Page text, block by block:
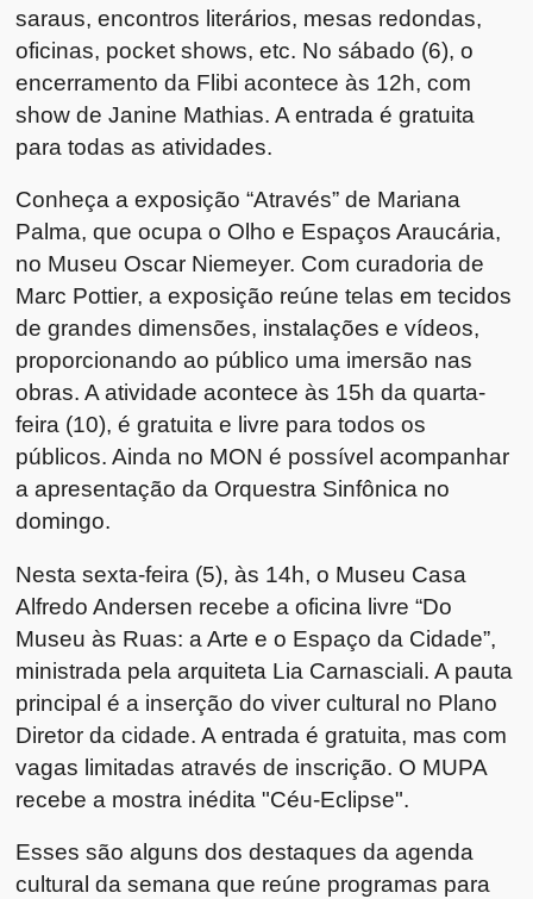
saraus, encontros literários, mesas redondas,
oficinas, pocket shows, etc. No sábado (6), o
encerramento da Flibi acontece às 12h, com
show de Janine Mathias. A entrada é gratuita
para todas as atividades.
Conheça a exposição “Através” de Mariana
Palma, que ocupa o Olho e Espaços Araucária,
no Museu Oscar Niemeyer. Com curadoria de
Marc Pottier, a exposição reúne telas em tecidos
de grandes dimensões, instalações e vídeos,
proporcionando ao público uma imersão nas
obras. A atividade acontece às 15h da quarta-
feira (10), é gratuita e livre para todos os
públicos. Ainda no MON é possível acompanhar
a apresentação da Orquestra Sinfônica no
domingo.
Nesta sexta-feira (5), às 14h, o Museu Casa
Alfredo Andersen recebe a oficina livre “Do
Museu às Ruas: a Arte e o Espaço da Cidade”,
ministrada pela arquiteta Lia Carnasciali. A pauta
principal é a inserção do viver cultural no Plano
Diretor da cidade. A entrada é gratuita, mas com
vagas limitadas através de inscrição. O MUPA
recebe a mostra inédita "Céu-Eclipse".
Esses são alguns dos destaques da agenda
cultural da semana que reúne programas para